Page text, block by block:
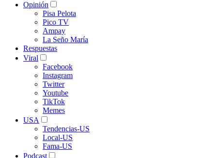
Opinión
Pisa Pelota
Pico TV
Ampay
La Seño María
Respuestas
Viral
Facebook
Instagram
Twitter
Youtube
TikTok
Memes
USA
Tendencias-US
Local-US
Fama-US
Podcast